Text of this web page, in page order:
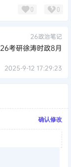
0 0
26政治笔记
26考研徐涛时政8月
2025-9-12 17:29:23
确认修改